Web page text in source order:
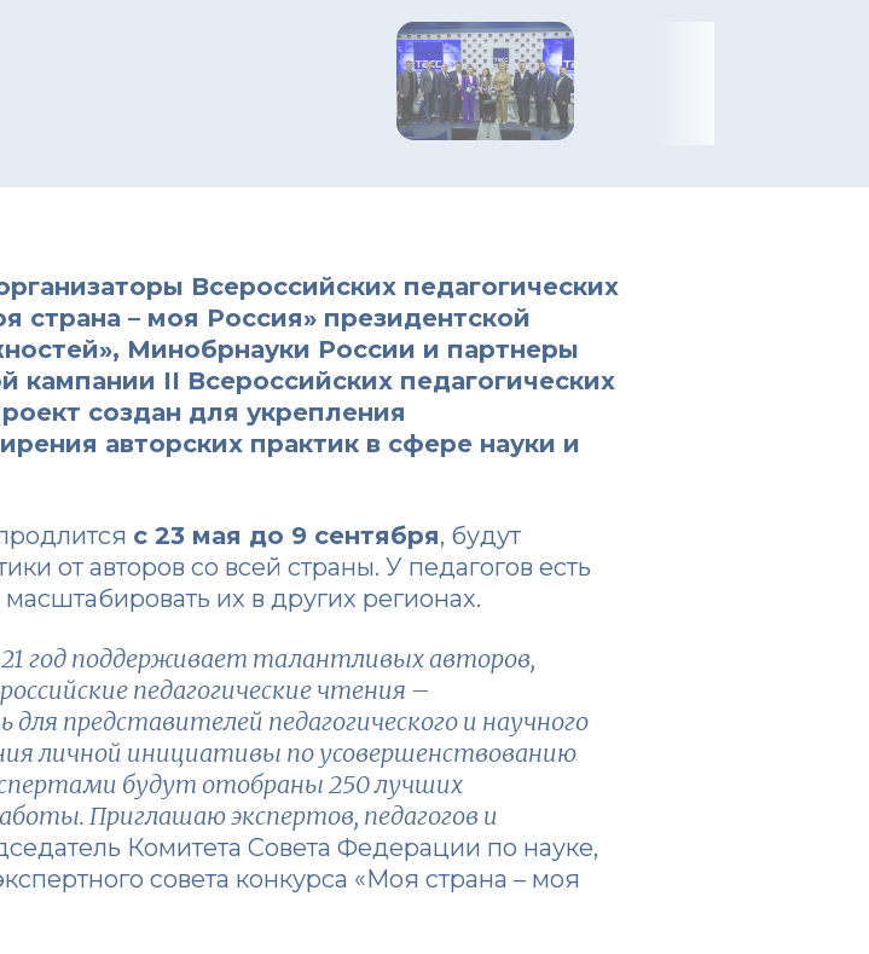
Всероссийских педагогических
страна – моя Россия» президентской
, Минобрнауки России и партнеры
кампании II Всероссийских педагогических
создан для укрепления
авторских практик в сфере науки и
с 23 мая до 9 сентября, будут
от авторов со всей страны. У педагогов есть
их в других регионах.
год поддерживает талантливых авторов,
педагогические чтения –
представителей педагогического и научного
личной инициативы по усовершенствованию
будут отобраны 250 лучших
Приглашаю экспертов, педагогов и
Комитета Совета Федерации по науке,
совета конкурса «Моя страна – моя